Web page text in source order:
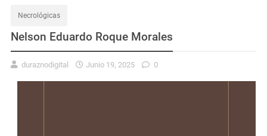
Necrológicas
Nelson Eduardo Roque Morales
duraznodigital Junio 19, 2025 0